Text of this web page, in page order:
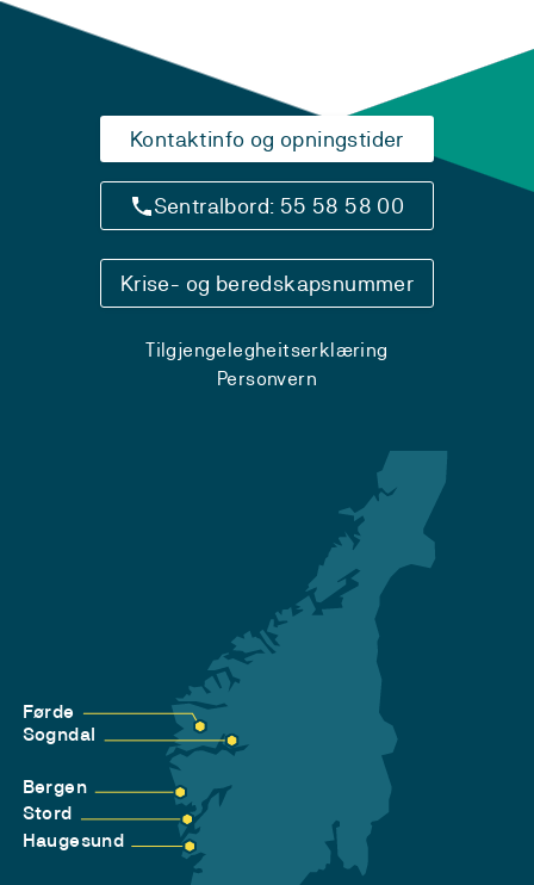
Kontaktinfo og opningstider
Sentralbord: 55 58 58 00
Krise- og beredskapsnummer
Tilgjengelegheitserklæring
Personvern
Førde
Sogndal
Bergen
Stord
Haugesund